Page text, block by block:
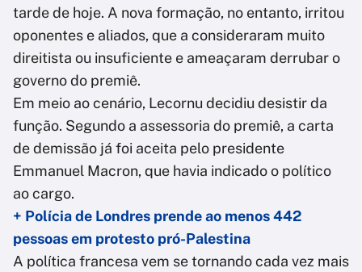
tarde de hoje. A nova formação, no entanto, irritou
oponentes e aliados, que a consideraram muito
direitista ou insuficiente e ameaçaram derrubar o
governo do premiê.
Em meio ao cenário, Lecornu decidiu desistir da
função. Segundo a assessoria do premiê, a carta
de demissão já foi aceita pelo presidente
Emmanuel Macron, que havia indicado o político
ao cargo.
+ Polícia de Londres prende ao menos 442
pessoas em protesto pró-Palestina
A política francesa vem se tornando cada vez mais